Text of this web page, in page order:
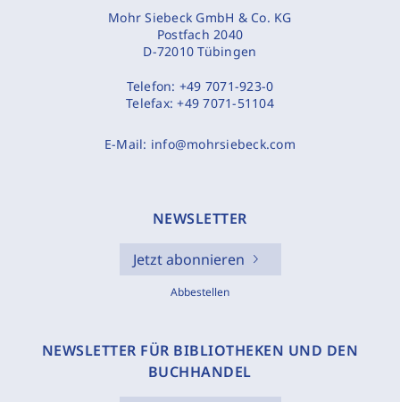
Mohr Siebeck GmbH & Co. KG
Postfach 2040
D-72010 Tübingen
Telefon: +49 7071-923-0
Telefax:+49 7071-51104
E-Mail: info@mohrsiebeck.com
NEWSLETTER
Jetzt abonnieren
Abbestellen
NEWSLETTER FÜR BIBLIOTHEKEN UND DEN
BUCHHANDEL